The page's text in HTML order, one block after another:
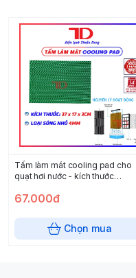
Tấm làm mát cooling pad cho
quạt hơi nước - kích thước
67.000đ
Chọn mua